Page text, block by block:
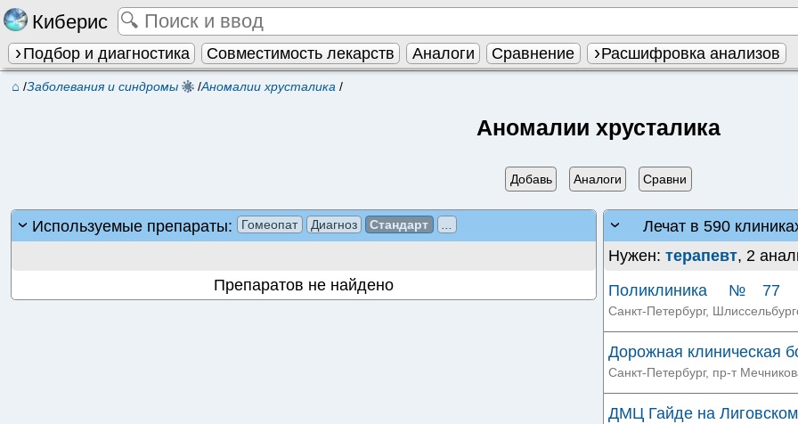
Киберис
Подбор и диагностика Совместимость лекарств Аналоги Сравнение Расшифровка анализов
⌂ /Заболевания и синдромы /Аномалии хрусталика /
Аномалии хрусталика
Добавь Аналоги Сравни
Используемые препараты: Гомеопат Диагноз Стандарт
Препаратов не найдено
Лечат в 590
Нужен:терапевт, 2
Поликлиника №77
проспекте
Санкт-Петербург,
Дорожная
Санкт-Петербург, пр-т
ДМЦ Гайде на Лиговском